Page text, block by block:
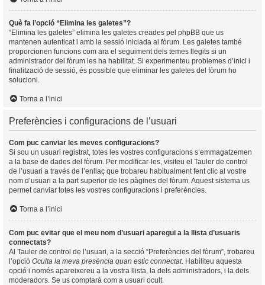
Què fa l’opció “Elimina les galetes”?
“Elimina les galetes” elimina les galetes creades pel phpBB que us
mantenen autenticat i amb la sessió iniciada al fòrum. Les galetes també
proporcionen funcions com ara el seguiment dels temes llegits si un
administrador del fòrum les ha habilitat. Si experimenteu problemes d’inici i
finalització de sessió, és possible que eliminar les galetes del fòrum ho
solucioni.
Torna a l’inici
Preferències i configuracions de l’usuari
Com puc canviar les meves configuracions?
Si sou un usuari registrat, totes les vostres configuracions s’emmagatzemen
a la base de dades del fòrum. Per modificar-les, visiteu el Tauler de control
de l’usuari a través de l’enllaç que trobareu habitualment fent clic al vostre
nom d’usuari a la part superior de les pàgines del fòrum. Aquest sistema us
permet canviar totes les vostres configuracions i preferències.
Torna a l’inici
Com puc evitar que el meu nom d’usuari aparegui a la llista d’usuaris
connectats?
Al Tauler de control de l’usuari, a la secció “Preferències del fòrum”, trobareu
l’opció Oculta la meva presència quan estic connectat. Habiliteu aquesta
opció i només apareixereu a la vostra llista, la dels administradors, i la dels
moderadors. Se us comptarà com a usuari ocult.